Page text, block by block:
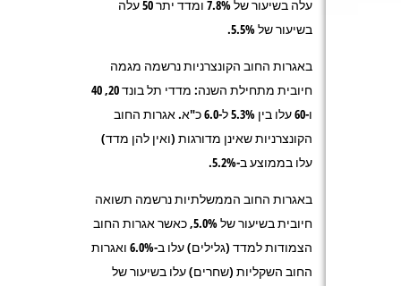
עלה בשיעור של 7.8% ומדד יתר 50 עלה
בשיעור של 5.5%.
באגרות החוב הקונצרניות נרשמה מגמה
חיובית מתחילת השנה: מדדי תל בונד 20, 40
ו-60 עלו בין 5.3% ל-6.0 כ"א. אגרות החוב
הקונצרניות שאינן מדורגות (ואין להן מדד)
עלו בממוצע ב-5.2%.
באגרות החוב הממשלתיות נרשמה תשואה
חיובית בשיעור של 5.0%, כאשר אגרות החוב
הצמודות למדד (גלילים) עלו ב-6.0% ואגרות
החוב השקליות (שחרים) עלו בשיעור של